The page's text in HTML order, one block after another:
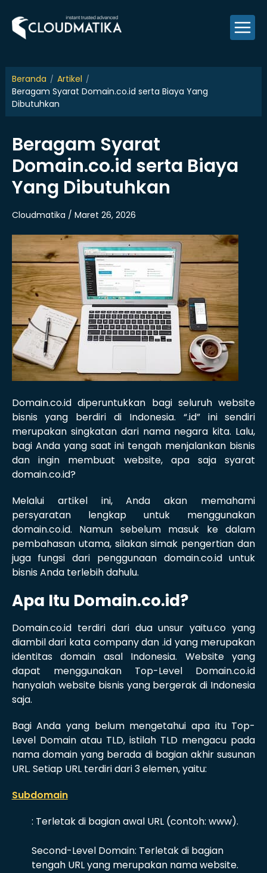
content
Beranda
Artikel
Beragam Syarat Domain.co.id serta Biaya Yang
Dibutuhkan
Beragam Syarat
Domain.co.id serta Biaya
Yang Dibutuhkan
Cloudmatika / Maret 26, 2026
Domain.co.id diperuntukkan bagi seluruh website
bisnis yang berdiri di Indonesia. “.id” ini sendiri
merupakan singkatan dari nama negara kita. Lalu,
bagi Anda yang saat ini tengah menjalankan bisnis
dan ingin membuat website, apa saja syarat
domain.co.id?
Melalui artikel ini, Anda akan memahami
persyaratan lengkap untuk menggunakan
domain.co.id. Namun sebelum masuk ke dalam
pembahasan utama, silakan simak pengertian dan
juga fungsi dari penggunaan domain.co.id untuk
bisnis Anda terlebih dahulu.
Apa Itu Domain.co.id?
Domain.co.id terdiri dari dua unsur yaitu.co yang
diambil dari kata company dan .id yang merupakan
identitas domain asal Indonesia. Website yang
dapat menggunakan Top-Level Domain.co.id
hanyalah website bisnis yang bergerak di Indonesia
saja.
Bagi Anda yang belum mengetahui apa itu Top-
Level Domain atau TLD, istilah TLD mengacu pada
nama domain yang berada di bagian akhir susunan
URL. Setiap URL terdiri dari 3 elemen, yaitu:
Subdomain
: Terletak di bagian awal URL (contoh: www).
Second-Level Domain: Terletak di bagian
tengah URL yang merupakan nama website.